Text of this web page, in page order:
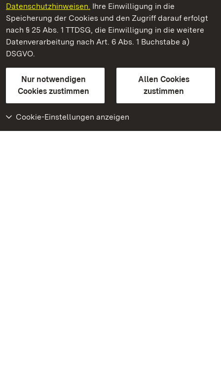
Datenschutzhinweisen. Ihre Einwilligung in die
Speicherung der Cookies und den Zugriff darauf erfolgt
nach § 25 Abs. 1 TTDSG, die Einwilligung in die weitere
Datenverarbeitung nach Art. 6 Abs. 1 Buchstabe a)
DSGVO.
Nur notwendigen
Cookies zustimmen
Allen Cookies
zustimmen
Cookie-Einstellungen anzeigen
Staatliche Schlösser und Gärten Baden‑Württemberg
Staatliche Schlösser und Gärten Baden-Württemberg
Kontakt
GebärdenspracheLeichte Sprache
Erklärung zur Barrierefreiheit
BITV-konform (geprüfte Seiten)
Weiteres